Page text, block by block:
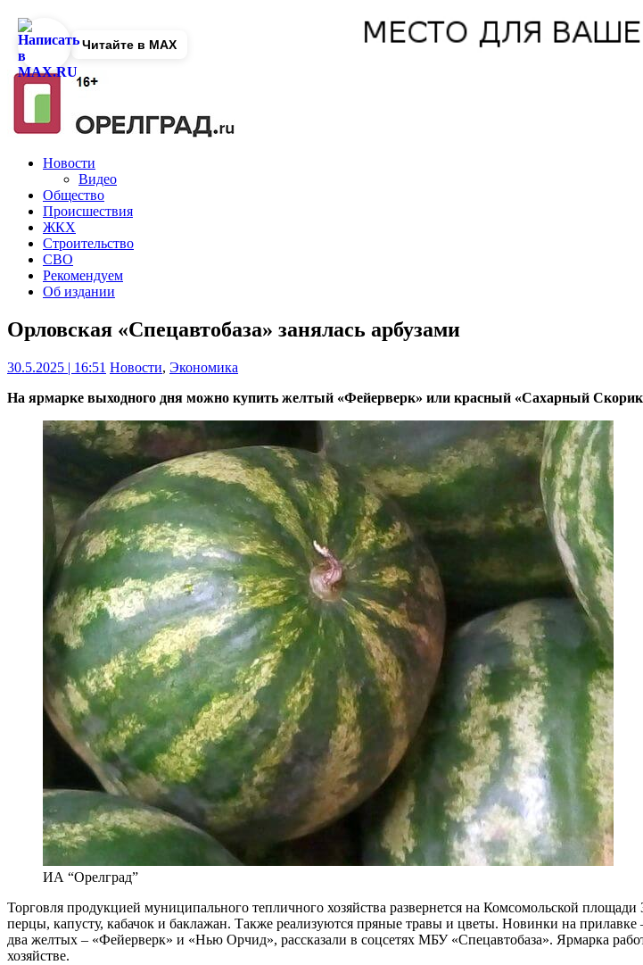
Новости
Видео
Общество
Происшествия
ЖКХ
Строительство
СВО
Рекомендуем
Об издании
Орловская «Спецавтобаза» занялась арбузами
30.5.2025 | 16:51 Новости, Экономика
На ярмарке выходного дня можно купить желтый «Фейерверк» или красный «Сахарный
ИА “Орелград”
Торговля продукцией муниципального тепличного хозяйства развернется на Комсомольской
перцы, капусту, кабачок и баклажан. Также реализуются пряные травы и цветы. Новинки на
два желтых – «Фейерверк» и «Нью Орчид», рассказали в соцсетях МБУ «Спецавтобаза». Ярмарка
хозяйстве.
Читайте в MAX